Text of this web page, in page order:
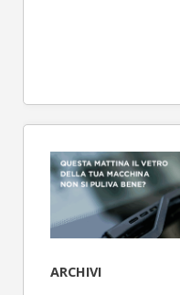
ARCHIVI